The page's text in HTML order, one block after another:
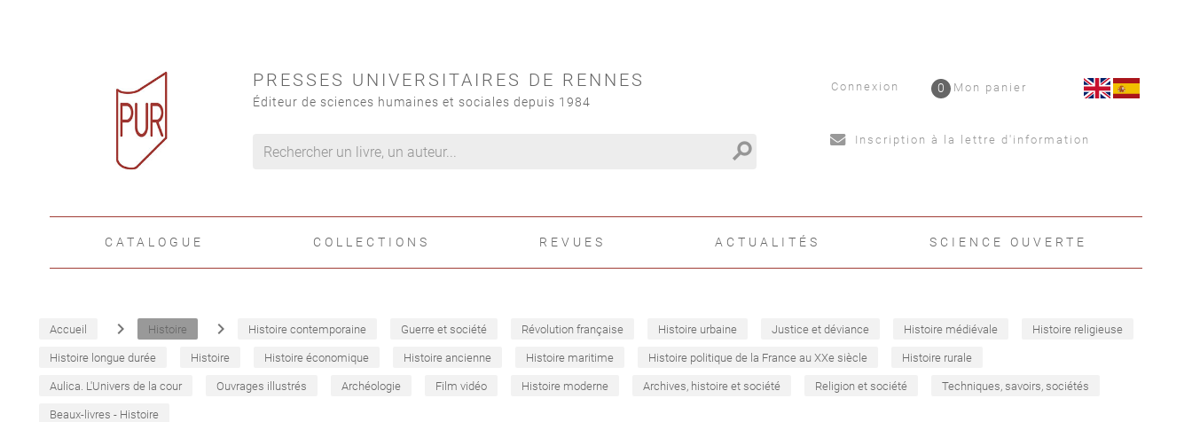
PRESSES UNIVERSITAIRES DE RENNES
Éditeur de sciences humaines et sociales depuis 1984
search
Connexion Mon panier
0
Inscription à la lettre d'information
CATALOGUE COLLECTIONS REVUES ACTUALITÉS SCIENCE OUVERTE
Accueil navigate_next Histoire navigate_next Histoire contemporaine Guerre et société Révolution française Histoire urbaine Justice et déviance Histoire médiévale Histoire religieuse
Histoire longue durée Histoire Histoire économique Histoire ancienne Histoire maritime Histoire politique de la France au XXe siècle Histoire rurale
Aulica. L'Univers de la cour Ouvrages illustrés Archéologie Film vidéo Histoire moderne Archives, histoire et société Religion et société Techniques, savoirs, sociétés
Beaux-livres - Histoire